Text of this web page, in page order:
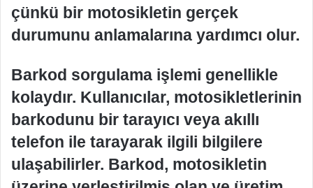
çünkü bir motosikletin gerçek
durumunu anlamalarına yardımcı olur.
Barkod sorgulama işlemi genellikle
kolaydır. Kullanıcılar, motosikletlerinin
barkodunu bir tarayıcı veya akıllı
telefon ile tarayarak ilgili bilgilere
ulaşabilirler. Barkod, motosikletin